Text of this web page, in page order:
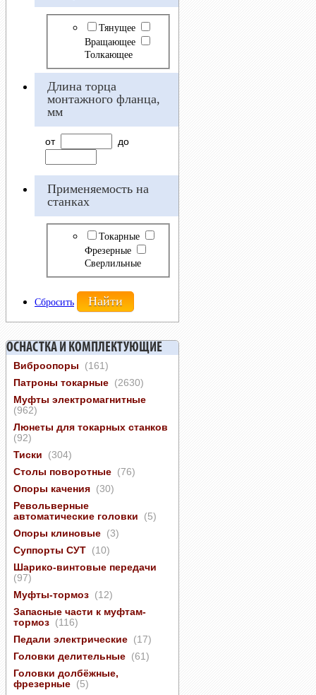
Тянущее
Вращающее
Толкающее
Длина торца
монтажного фланца,
мм
от до
Применяемость на
станках
Токарные
Фрезерные
Сверлильные
Сбросить
ОСНАСТКА И КОМПЛЕКТУЮЩИЕ
Виброопоры
(161)
Патроны токарные (2630)
Муфты электромагнитные
(962)
Люнеты для токарных станков
(92)
Тиски
(304)
Столы поворотные (76)
Опоры качения (30)
Револьверные
автоматические головки
(5)
Опоры клиновые (3)
Суппорты СУТ (10)
Шарико-винтовые передачи
(97)
Муфты-тормоз (12)
Запасные части к муфтам-
тормоз (116)
Педали электрические (17)
Головки делительные (61)
Головки долбёжные,
фрезерные (5)